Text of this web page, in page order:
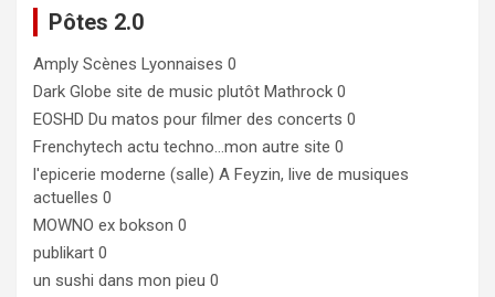
Pôtes 2.0
Amply Scènes Lyonnaises 0
Dark Globe site de music plutôt Mathrock 0
EOSHD Du matos pour filmer des concerts 0
Frenchytech actu techno…mon autre site 0
l'epicerie moderne (salle) A Feyzin, live de musiques
actuelles 0
MOWNO ex bokson 0
publikart 0
un sushi dans mon pieu 0